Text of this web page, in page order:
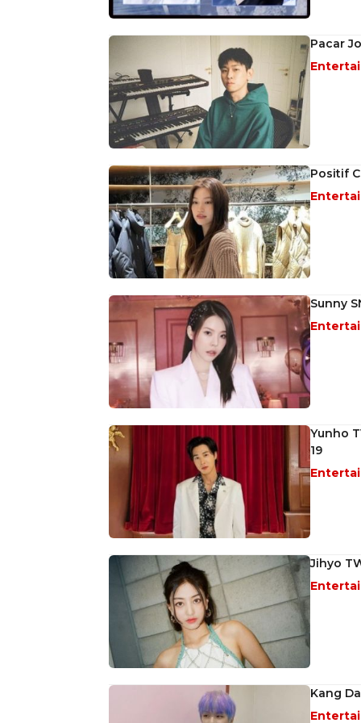
Pacar
Positif
Sunny
Yunho
19
Jihyo
Kang